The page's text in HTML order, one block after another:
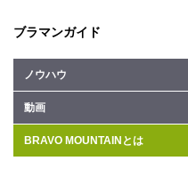
ブラマンガイド
ノウハウ
動画
BRAVO MOUNTAINとは